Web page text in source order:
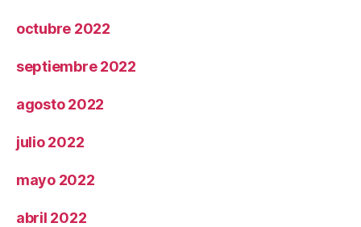
octubre 2022
septiembre 2022
agosto 2022
julio 2022
mayo 2022
abril 2022